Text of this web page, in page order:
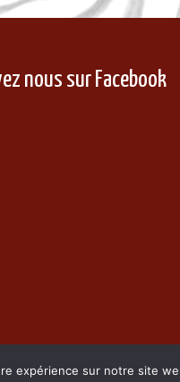
nous sur Facebook
expérience sur notre site